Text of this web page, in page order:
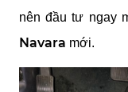
nên đầu tư ngay
Navara mới.